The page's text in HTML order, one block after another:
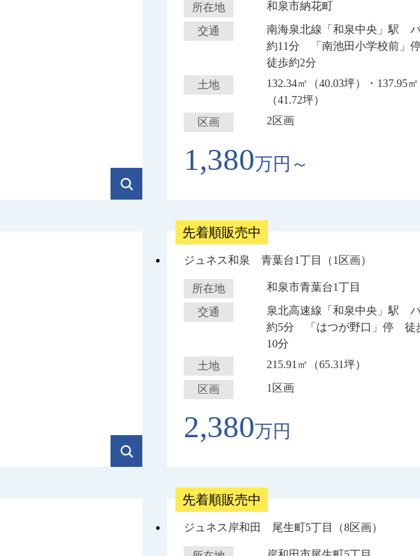
所在地 和泉市納花町
交通
南海泉北線「和泉中央」駅
約11分 「南池田小学校前」
徒歩約2分
土地
132.34㎡（40.03坪）・137.95㎡
（41.72坪）
区画
2区画
1,380万円～
先着順販売中
ジュネス和泉 青葉台1丁目（1区画）
所在地 和泉市青葉台1丁目
交通
泉北高速線「和泉中央」駅
約5分 「はつが野口」停 徒
10分
土地
215.91㎡（65.31坪）
区画 1区画
2,380万円
先着順販売中
ジュネス岸和田 尾生町5丁目（8区画）